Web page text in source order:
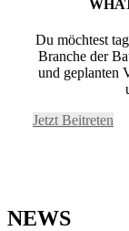
Du möchtest
Branche der
und geplanten
Jetzt Beitreten
NEWS